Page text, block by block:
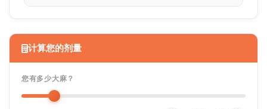
计算您的剂量
您有多少大麻？